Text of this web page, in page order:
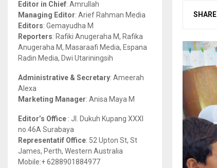
SHARE
r
:
R
H
Editor in Chief: Amrullah
Managing Editor: Arief Rahman Media
Editors: Gemayudha M
Reporters: Rafiki Anugeraha M, Rafika
Anugeraha M, Masaraafi Media, Espana
Radin Media, Dwi Utariningsih
Administrative & Secretary: Ameerah
Alexa
Marketing Manager: Anisa Maya M
Editor’s Office : Jl. Dukuh Kupang XXXI
no.46A Surabaya
Representatif Office: 52 Upton St, St
James, Perth, Western Australia
Mobile:+ 6288901884977